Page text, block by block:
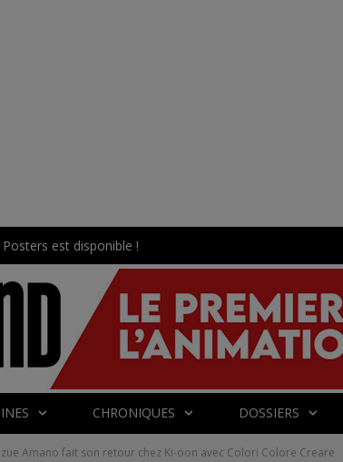
Posters est disponible !
CHRONIQUES DOSSIERS
Amano fait son retour chez Ki-oon avec Colori Colore Creare